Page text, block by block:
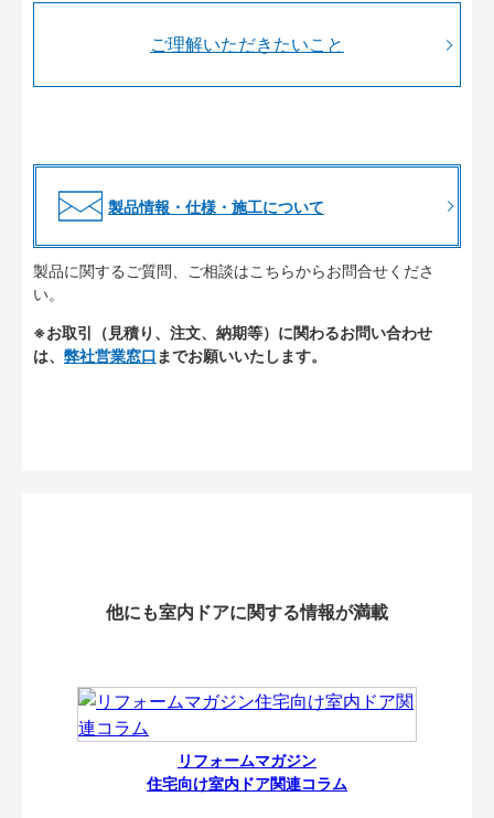
ご理解いただきたいこと
製品情報・仕様・施工について
製品に関するご質問、ご相談はこちらからお問合せくださ
い。
※お取引（見積り、注文、納期等）に関わるお問い合わせ
は、 弊社営業窓口 までお願いいたします。
他にも室内ドアに関する情報が満載
リフォームマガジン
住宅向け室内ドア関連コラム